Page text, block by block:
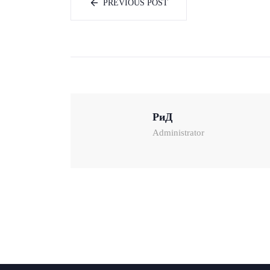
PREVIOUS POST
РиД
Administrator